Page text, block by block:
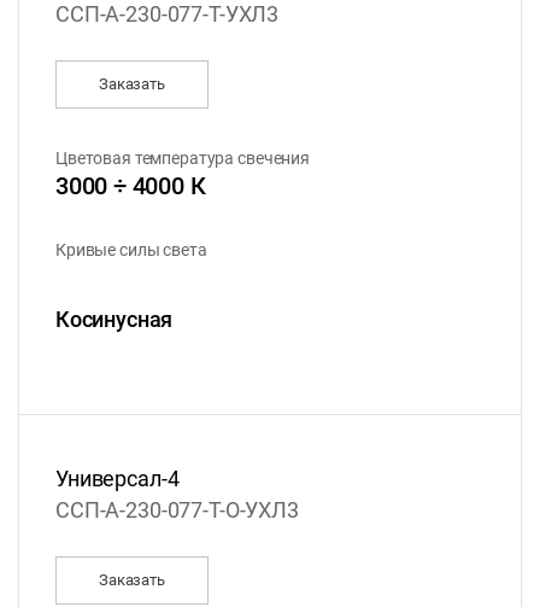
ССП-А-230-077-Т-УХЛ3
Заказать
Цветовая температура свечения
3000 ÷ 4000 К
Кривые силы света
Косинусная
Универсал-4
ССП-А-230-077-Т-О-УХЛ3
Заказать